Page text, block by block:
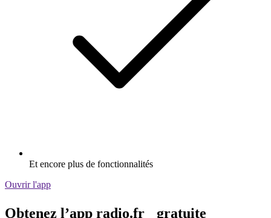
Et encore plus de fonctionnalités
Ouvrir l'app
Obtenez l’app radio.fr gratuite